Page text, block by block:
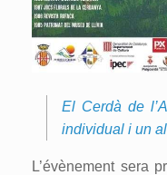
El Cerdà de
individual i un
L’évènement sera